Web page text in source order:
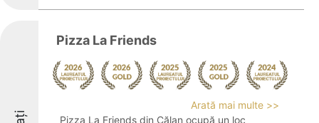
Pizza La Friends
Arată mai multe >>
Pizza La Friends din Călan ocupă un loc